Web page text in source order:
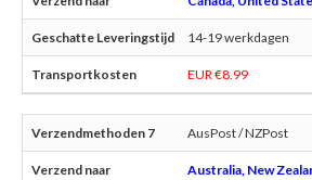
14-19 werkdagen
EUR €8.99
AusPost / NZPost
Australia, New